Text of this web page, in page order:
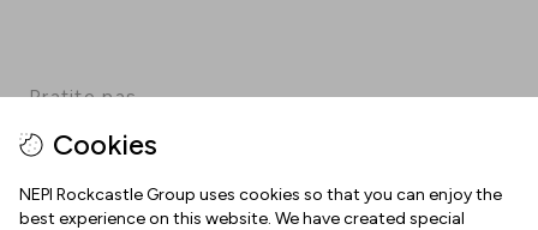
Cookies
NEPI Rockcastle Group uses cookies so that you can enjoy the
best experience on this website. We have created special
Pratite nas
FacebookInstagramPinterest